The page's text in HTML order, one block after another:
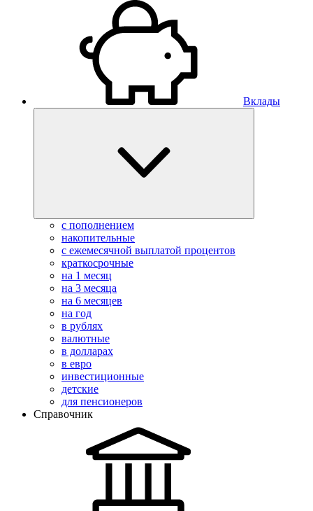
Вклады
с пополнением
накопительные
с ежемесячной выплатой процентов
краткосрочные
на 1 месяц
на 3 месяца
на 6 месяцев
на год
в рублях
валютные
в долларах
в евро
инвестиционные
детские
для пенсионеров
Справочник